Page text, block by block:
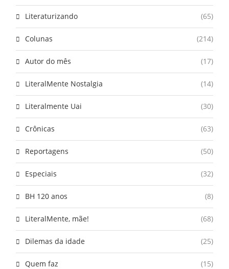
Literaturizando (65)
Colunas (214)
Autor do mês (17)
LiteralMente Nostalgia (14)
Literalmente Uai (30)
Crônicas (63)
Reportagens (50)
Especiais (32)
BH 120 anos (8)
LiteralMente, mãe! (68)
Dilemas da idade (25)
Quem faz (15)